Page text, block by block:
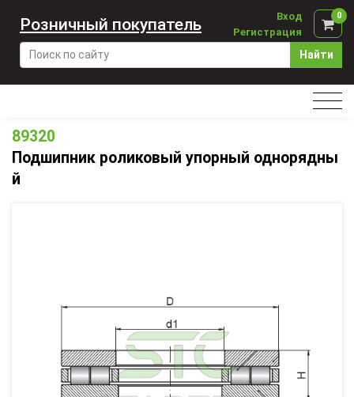
Найти
Вход
Регистрация
0
Розничный покупатель
89320
Подшипник роликовый упорный однорядны
й